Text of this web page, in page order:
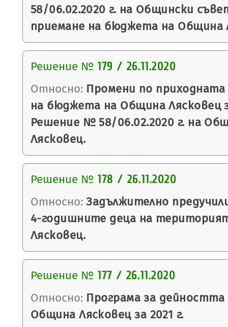
58/06.02.2020 г. на Общински
приемане на бюджета на Община
Решение № 179 / 26.11.2020
Относно: Промени по
на бюджета на Община Лясковец
Решение № 58/06.02.2020 г. на
Лясковец.
Решение № 178 / 26.11.2020
Относно: Задължително
4-годишните деца на
Лясковец.
Решение № 177 / 26.11.2020
Относно: Програма за
Община Лясковец за 2021 г.